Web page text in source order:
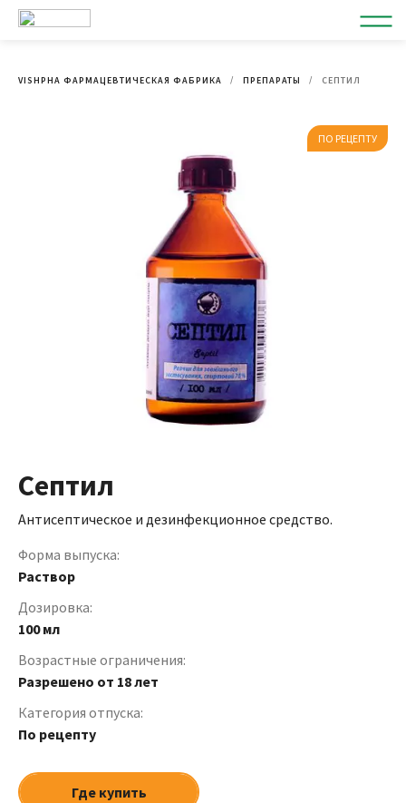
VISHPHA ФАРМАЦЕВТИЧЕСКАЯ ФАБРИКА ПРЕПАРАТЫ СЕПТИЛ
ПО РЕЦЕПТУ
Септил
Антисептическое и дезинфекционное средство.
Форма выпуска:
Раствор
Дозировка:
100 мл
Возрастные ограничения:
Разрешено от 18 лет
Категория отпуска:
По рецепту
Где купить